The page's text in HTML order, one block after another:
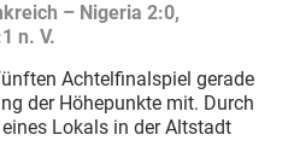
– Nigeria 2:0,
n. V.
Achtelfinalspiel gerade
der Höhepunkte mit. Durch
Lokals in der Altstadt